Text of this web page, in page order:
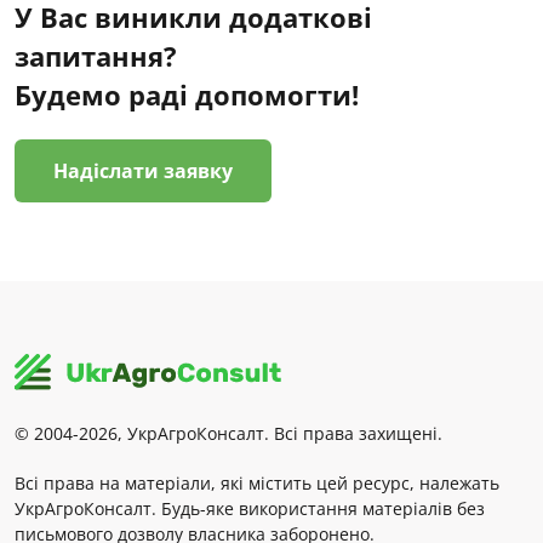
У Вас виникли додаткові
запитання?
Будемо раді допомогти!
Надіслати заявку
© 2004-2026, УкрАгроКонсалт. Всі права захищені.
Всі права на матеріали, які містить цей ресурс, належать
УкрАгроКонсалт. Будь-яке використання матеріалів без
письмового дозволу власника заборонено.